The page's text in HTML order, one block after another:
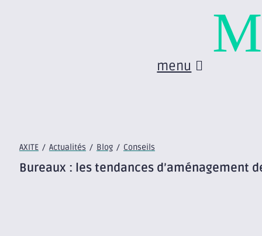
menu
AXITE / Actualités / Blog / Conseils
Bureaux : les tendances d’aménagement
M